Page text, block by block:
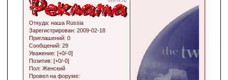
Откуда: наша Russia
Зарегистрирован: 2009-02-18
Приглашений: 0
Сообщений: 29
Уважение: [+0/-0]
Позитив: [+0/-0]
Пол: Женский
Провел на форуме: